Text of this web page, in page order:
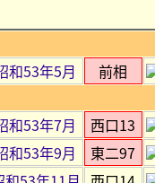
和53年5月 前相
和53年7月
西口13
和53年9月
東二97